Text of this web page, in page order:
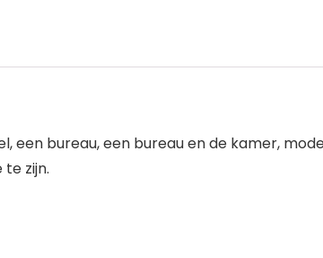
bureau, een bureau en de kamer,
zijn.